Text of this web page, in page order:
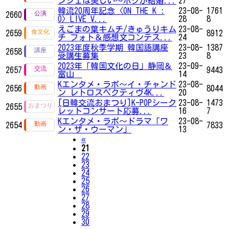
2660
韓流20周年記念〈ON THE K :
O〉LIVE V...
23-08-
28
1761
8
2659
えごまの葉キムチ/きゅうりキム
チ フォト＆感想文コンテス...
23-08-
24
8912
2658
2023年度秋季学期 韓国語講座
受講生募集
23-08-
23
1387
8
2657
2023年「韓国文化の日」静岡＆
富山
23-09-
14
9443
2656
Kエンタメ・ラボ～イ・チャンド
ン レトロスペクティヴ4K...
23-08-
20
8044
2655
[日韓交流おまつり]K-POPシーク
レットコンサート応募...
23-08-
16
1473
7
2654
Kエンタメ・ラボ～ドラマ「ワ
ン・ザ・ウーマン」
23-08-
13
7833
«Previous
21
22
23
24
25
26
27
28
29
30